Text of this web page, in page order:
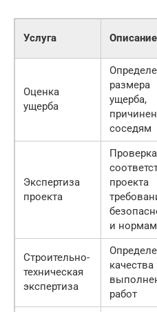
Услуга Описание
Оценка
ущерба
размера
ущерба,
соседям
Экспертиза
проекта
Проверка
проекта
и нормам
Строительно-
техническая
экспертиза
качества
работ